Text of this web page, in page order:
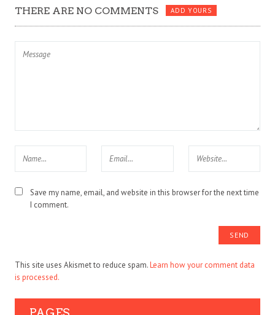
THERE ARE NO COMMENTS ADD YOURS
Save my name, email, and website in this browser for the next time
I comment.
This site uses Akismet to reduce spam.Learn how your comment data
is processed.